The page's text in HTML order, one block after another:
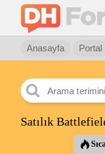
Anasayfa Portal
Satılık